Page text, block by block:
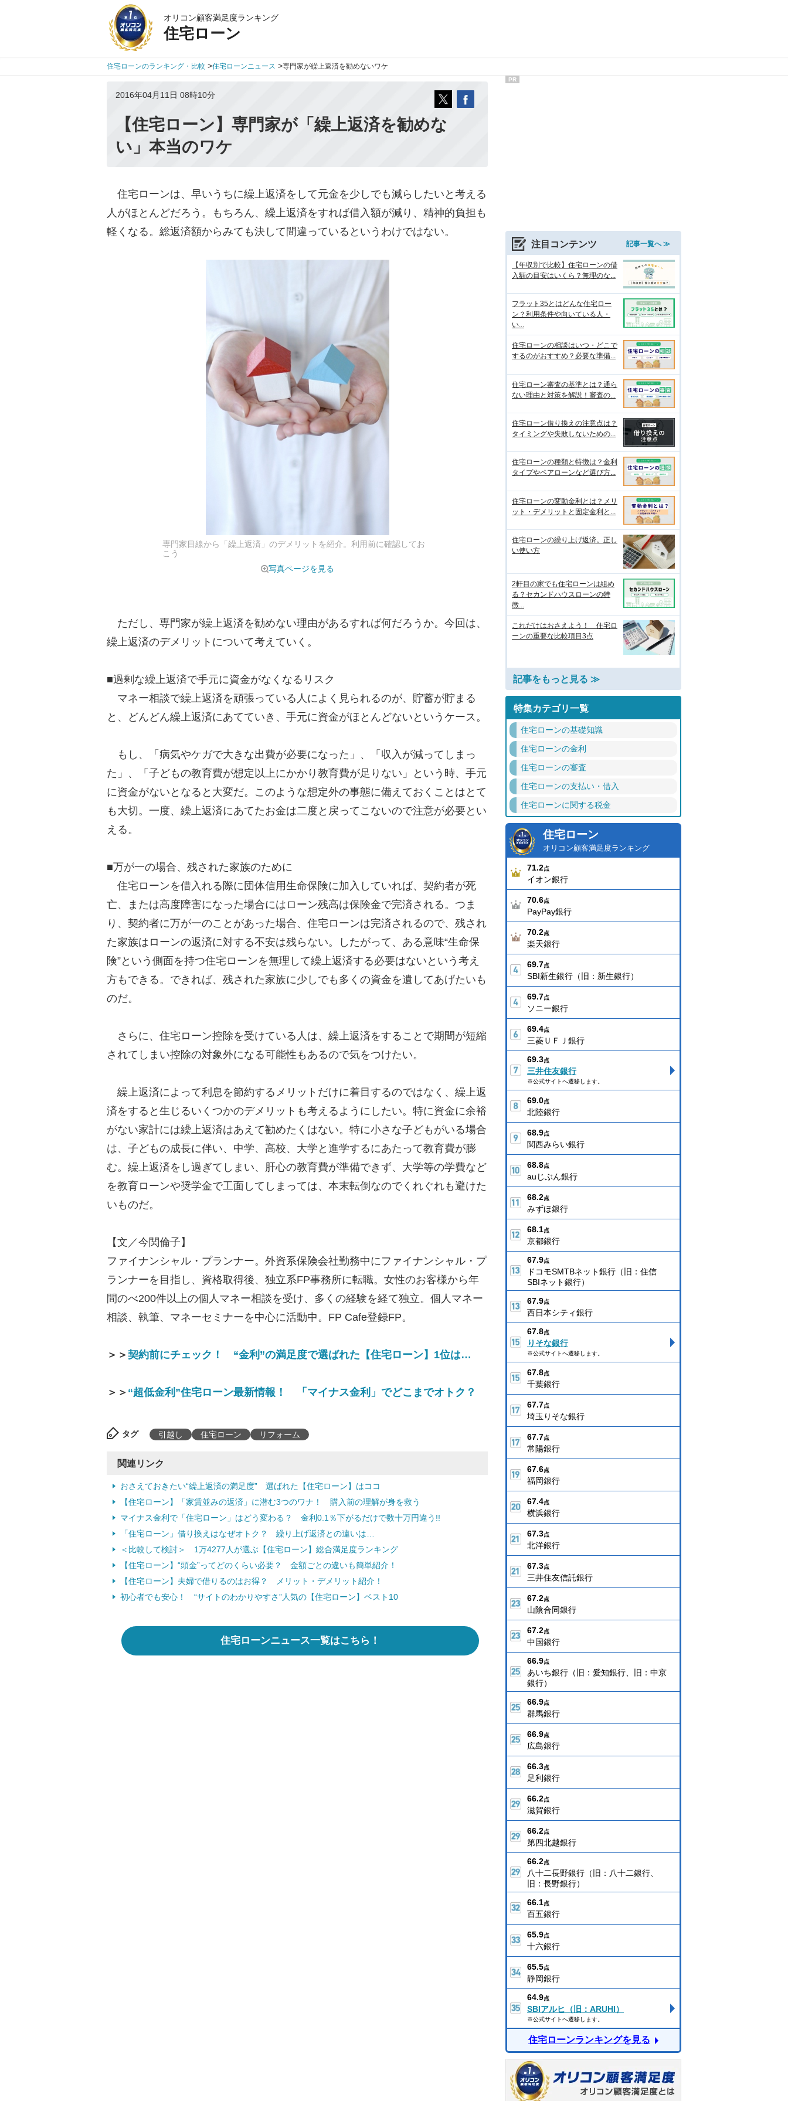
オリコン顧客満足度ランキング
住宅ローン
住宅ローンのランキング・比較 >住宅ローンニュース >専門家が繰上返済を勧めないワケ
2016年04月11日 08時10分
【住宅ローン】専門家が「繰上返済を勧めな
い」本当のワケ
住宅ローンは、早いうちに繰上返済をして元金を少しでも減らしたいと考える
人がほとんどだろう。もちろん、繰上返済をすれば借入額が減り、精神的負担も
軽くなる。総返済額からみても決して間違っているというわけではない。
専門家目線から「繰上返済」のデメリットを紹介。利用前に確認してお
こう
写真ページを見る
ただし、専門家が繰上返済を勧めない理由があるすれば何だろうか。今回は、
繰上返済のデメリットについて考えていく。
■過剰な繰上返済で手元に資金がなくなるリスク
マネー相談で繰上返済を頑張っている人によく見られるのが、貯蓄が貯まる
と、どんどん繰上返済にあてていき、手元に資金がほとんどないというケース。
もし、「病気やケガで大きな出費が必要になった」、「収入が減ってしまっ
た」、「子どもの教育費が想定以上にかかり教育費が足りない」という時、手元
に資金がないとなると大変だ。このような想定外の事態に備えておくことはとて
も大切。一度、繰上返済にあてたお金は二度と戻ってこないので注意が必要とい
える。
■万が一の場合、残された家族のために
住宅ローンを借入れる際に団体信用生命保険に加入していれば、契約者が死
亡、または高度障害になった場合にはローン残高は保険金で完済される。つま
り、契約者に万が一のことがあった場合、住宅ローンは完済されるので、残され
た家族はローンの返済に対する不安は残らない。したがって、ある意味“生命保
険”という側面を持つ住宅ローンを無理して繰上返済する必要はないという考え
方もできる。できれば、残された家族に少しでも多くの資金を遺してあげたいも
のだ。
さらに、住宅ローン控除を受けている人は、繰上返済をすることで期間が短縮
されてしまい控除の対象外になる可能性もあるので気をつけたい。
繰上返済によって利息を節約するメリットだけに着目するのではなく、繰上返
済をすると生じるいくつかのデメリットも考えるようにしたい。特に資金に余裕
がない家計には繰上返済はあえて勧めたくはない。特に小さな子どもがいる場合
は、子どもの成長に伴い、中学、高校、大学と進学するにあたって教育費が膨
む。繰上返済をし過ぎてしまい、肝心の教育費が準備できず、大学等の学費など
を教育ローンや奨学金で工面してしまっては、本末転倒なのでくれぐれも避けた
いものだ。
【文／今関倫子】
ファイナンシャル・プランナー。外資系保険会社勤務中にファイナンシャル・プ
ランナーを目指し、資格取得後、独立系FP事務所に転職。女性のお客様から年
間のべ200件以上の個人マネー相談を受け、多くの経験を経て独立。個人マネー
相談、執筆、マネーセミナーを中心に活動中。FP Cafe登録FP。
＞＞契約前にチェック！ “金利”の満足度で選ばれた【住宅ローン】1位は…
＞＞ “超低金利”住宅ローン最新情報！ 「マイナス金利」でどこまでオトク？
タグ 引越し 住宅ローン リフォーム
関連リンク
おさえておきたい“繰上返済の満足度” 選ばれた【住宅ローン】はココ
【住宅ローン】「家賃並みの返済」に潜む3つのワナ！ 購入前の理解が身を救う
マイナス金利で「住宅ローン」はどう変わる？ 金利0.1％下がるだけで数十万円違う!!
「住宅ローン」借り換えはなぜオトク？ 繰り上げ返済との違いは…
＜比較して検討＞ 1万4277人が選ぶ【住宅ローン】総合満足度ランキング
【住宅ローン】“頭金”ってどのくらい必要？ 金額ごとの違いも簡単紹介！
【住宅ローン】夫婦で借りるのはお得？ メリット・デメリット紹介！
初心者でも安心！ “サイトのわかりやすさ”人気の【住宅ローン】ベスト10
住宅ローンニュース一覧はこちら！
PR
注目コンテンツ 記事一覧へ ≫
【年収別で比較】住宅ローンの借
入額の目安はいくら？無理のな...
フラット35とはどんな住宅ロー
ン？利用条件や向いている人・
い...
住宅ローンの相談はいつ・どこで
するのがおすすめ？必要な準備...
住宅ローン審査の基準とは？通ら
ない理由と対策を解説！審査の...
住宅ローン借り換えの注意点は？
タイミングや失敗しないための...
住宅ローンの種類と特徴は？金利
タイプやペアローンなど選び方...
住宅ローンの変動金利とは？メリ
ット・デメリットと固定金利と...
住宅ローンの繰り上げ返済。正し
い使い方
2軒目の家でも住宅ローンは組め
る？セカンドハウスローンの特
徴...
これだけはおさえよう！ 住宅ロ
ーンの重要な比較項目3点
記事をもっと見る ≫
特集カテゴリ一覧
住宅ローンの基礎知識
住宅ローンの金利
住宅ローンの審査
住宅ローンの支払い・借入
住宅ローンに関する税金
住宅ローン
オリコン顧客満足度ランキング
71.2点
イオン銀行
70.6点
PayPay銀行
70.2点
楽天銀行
69.7点
SBI新生銀行（旧：新生銀行）
69.7点
ソニー銀行
69.4点
三菱ＵＦＪ銀行
69.3点
三井住友銀行
※公式サイトへ遷移します。
69.0点
北陸銀行
68.9点
関西みらい銀行
68.8点
auじぶん銀行
68.2点
みずほ銀行
68.1点
京都銀行
67.9点
ドコモSMTBネット銀行（旧：住信
SBIネット銀行）
67.9点
西日本シティ銀行
67.8点
りそな銀行
※公式サイトへ遷移します。
67.8点
千葉銀行
67.7点
埼玉りそな銀行
67.7点
常陽銀行
67.6点
福岡銀行
67.4点
横浜銀行
67.3点
北洋銀行
67.3点
三井住友信託銀行
67.2点
山陰合同銀行
67.2点
中国銀行
66.9点
あいち銀行（旧：愛知銀行、旧：中京
銀行）
66.9点
群馬銀行
66.9点
広島銀行
66.3点
足利銀行
66.2点
滋賀銀行
66.2点
第四北越銀行
66.2点
八十二長野銀行（旧：八十二銀行、
旧：長野銀行）
66.1点
百五銀行
65.9点
十六銀行
65.5点
静岡銀行
64.9点
SBIアルヒ（旧：ARUHI）
※公式サイトへ遷移します。
住宅ローンランキングを見る